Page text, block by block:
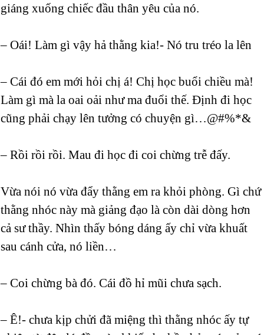
giáng xuống chiếc đầu thân yêu của nó.
– Oái! Làm gì vậy hả thằng kia!- Nó tru tréo la lên
– Cái đó em mới hỏi chị á! Chị học buổi chiều mà!
Làm gì mà la oai oải như ma đuổi thế. Định đi học
cũng phải chạy lên tưởng có chuyện gì…@#%*&
– Rồi rồi rồi. Mau đi học đi coi chừng trễ đấy.
Vừa nói nó vừa đẩy thằng em ra khỏi phòng. Gì chứ
thằng nhóc này mà giảng đạo là còn dài dòng hơn
cả sư thầy. Nhìn thấy bóng dáng ấy chỉ vừa khuất
sau cánh cửa, nó liền…
– Coi chừng bà đó. Cái đồ hỉ mũi chưa sạch.
– Ê!- chưa kịp chửi đã miệng thì thằng nhóc ấy tự